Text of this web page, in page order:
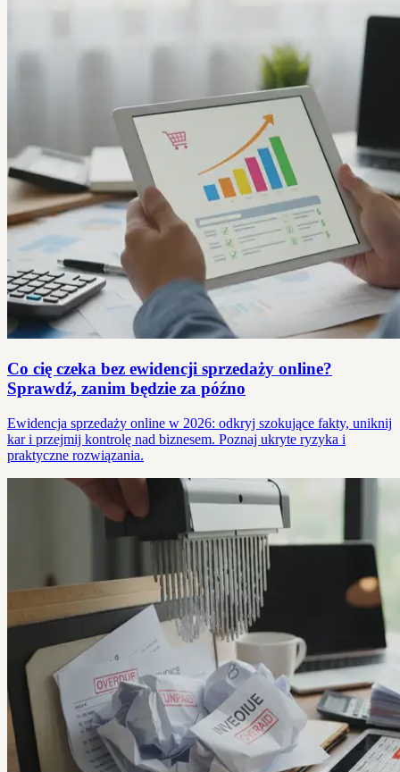
Co cię czeka bez ewidencji sprzedaży online?
Sprawdź, zanim będzie za późno
Ewidencja sprzedaży online w 2026: odkryj szokujące fakty, uniknij
kar i przejmij kontrolę nad biznesem. Poznaj ukryte ryzyka i
praktyczne rozwiązania.